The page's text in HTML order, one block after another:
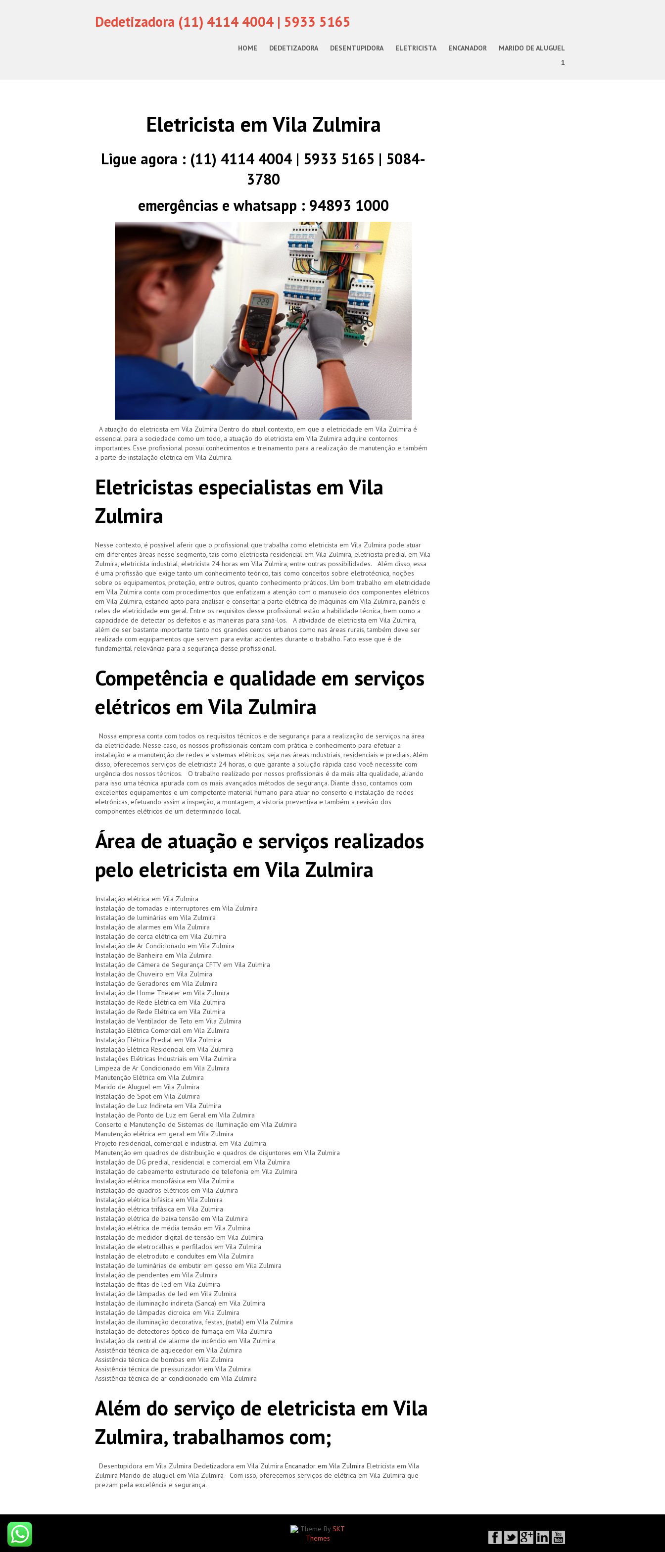
Dedetizadora (11) 4114 4004 | 5933 5165
HOME DEDETIZADORA DESENTUPIDORA ELETRICISTA ENCANADOR
MARIDO DE ALUGUEL
1
Eletricista em Vila Zulmira
Ligue agora : (11) 4114 4004 | 5933 5165 | 5084-
3780
emergências e whatsapp : 94893 1000
A atuação do eletricista em Vila Zulmira Dentro do atual contexto, em que a eletricidade em Vila Zulmira é
essencial para a sociedade como um todo, a atuação do eletricista em Vila Zulmira adquire contornos
importantes. Esse profissional possui conhecimentos e treinamento para a realização de manutenção e também
a parte de instalação elétrica em Vila Zulmira.
Eletricistas especialistas em Vila
Zulmira
Nesse contexto, é possível aferir que o profissional que trabalha como eletricista em Vila Zulmira pode atuar
em diferentes áreas nesse segmento, tais como eletricista residencial em Vila Zulmira, eletricista predial em Vila
Zulmira, eletricista industrial, eletricista 24 horas em Vila Zulmira, entre outras possibilidades. Além disso, essa
é uma profissão que exige tanto um conhecimento teórico, tais como conceitos sobre eletrotécnica, noções
sobre os equipamentos, proteção, entre outros, quanto conhecimento práticos. Um bom trabalho em eletricidade
em Vila Zulmira conta com procedimentos que enfatizam a atenção com o manuseio dos componentes elétricos
em Vila Zulmira, estando apto para analisar e consertar a parte elétrica de máquinas em Vila Zulmira, painéis e
reles de eletricidade em geral. Entre os requisitos desse profissional estão a habilidade técnica, bem como a
capacidade de detectar os defeitos e as maneiras para saná-los. A atividade de eletricista em Vila Zulmira,
além de ser bastante importante tanto nos grandes centros urbanos como nas áreas rurais, também deve ser
realizada com equipamentos que servem para evitar acidentes durante o trabalho. Fato esse que é de
fundamental relevância para a segurança desse profissional.
Competência e qualidade em serviços
elétricos em Vila Zulmira
Nossa empresa conta com todos os requisitos técnicos e de segurança para a realização de serviços na área
da eletricidade. Nesse caso, os nossos profissionais contam com prática e conhecimento para efetuar a
instalação e a manutenção de redes e sistemas elétricos, seja nas áreas industriais, residenciais e prediais. Além
disso, oferecemos serviços de eletricista 24 horas, o que garante a solução rápida caso você necessite com
urgência dos nossos técnicos. O trabalho realizado por nossos profissionais é da mais alta qualidade, aliando
para isso uma técnica apurada com os mais avançados métodos de segurança. Diante disso, contamos com
excelentes equipamentos e um competente material humano para atuar no conserto e instalação de redes
eletrônicas, efetuando assim a inspeção, a montagem, a vistoria preventiva e também a revisão dos
componentes elétricos de um determinado local.
Área de atuação e serviços realizados
pelo eletricista em Vila Zulmira
Instalação elétrica em Vila Zulmira
Instalação de tomadas e interruptores em Vila Zulmira
Instalação de luminárias em Vila Zulmira
Instalação de alarmes em Vila Zulmira
Instalação de cerca elétrica em Vila Zulmira
Instalação de Ar Condicionado em Vila Zulmira
Instalação de Banheira em Vila Zulmira
Instalação de Câmera de Segurança CFTV em Vila Zulmira
Instalação de Chuveiro em Vila Zulmira
Instalação de Geradores em Vila Zulmira
Instalação de Home Theater em Vila Zulmira
Instalação de Rede Elétrica em Vila Zulmira
Instalação de Rede Elétrica em Vila Zulmira
Instalação de Ventilador de Teto em Vila Zulmira
Instalação Elétrica Comercial em Vila Zulmira
Instalação Elétrica Predial em Vila Zulmira
Instalação Elétrica Residencial em Vila Zulmira
Instalações Elétricas Industriais em Vila Zulmira
Limpeza de Ar Condicionado em Vila Zulmira
Manutenção Elétrica em Vila Zulmira
Marido de Aluguel em Vila Zulmira
Instalação de Spot em Vila Zulmira
Instalação de Luz Indireta em Vila Zulmira
Instalação de Ponto de Luz em Geral em Vila Zulmira
Conserto e Manutenção de Sistemas de Iluminação em Vila Zulmira
Manutenção elétrica em geral em Vila Zulmira
Projeto residencial, comercial e industrial em Vila Zulmira
Manutenção em quadros de distribuição e quadros de disjuntores em Vila Zulmira
Instalação de DG predial, residencial e comercial em Vila Zulmira
Instalação de cabeamento estruturado de telefonia em Vila Zulmira
Instalação elétrica monofásica em Vila Zulmira
Instalação de quadros elétricos em Vila Zulmira
Instalação elétrica bifásica em Vila Zulmira
Instalação elétrica trifásica em Vila Zulmira
Instalação elétrica de baixa tensão em Vila Zulmira
Instalação elétrica de média tensão em Vila Zulmira
Instalação de medidor digital de tensão em Vila Zulmira
Instalação de eletrocalhas e perfilados em Vila Zulmira
Instalação de eletroduto e conduítes em Vila Zulmira
Instalação de luminárias de embutir em gesso em Vila Zulmira
Instalação de pendentes em Vila Zulmira
Instalação de fitas de led em Vila Zulmira
Instalação de lâmpadas de led em Vila Zulmira
Instalação de iluminação indireta (Sanca) em Vila Zulmira
Instalação de lâmpadas dicroica em Vila Zulmira
Instalação de iluminação decorativa, festas, (natal) em Vila Zulmira
Instalação de detectores óptico de fumaça em Vila Zulmira
Instalação da central de alarme de incêndio em Vila Zulmira
Assistência técnica de aquecedor em Vila Zulmira
Assistência técnica de bombas em Vila Zulmira
Assistência técnica de pressurizador em Vila Zulmira
Assistência técnica de ar condicionado em Vila Zulmira
Além do serviço de eletricista em Vila
Zulmira, trabalhamos com;
Desentupidora em Vila Zulmira Dedetizadora em Vila Zulmira Encanador em Vila Zulmira Eletricista em Vila
Zulmira Marido de aluguel em Vila Zulmira Com isso, oferecemos serviços de elétrica em Vila Zulmira que
prezam pela excelência e segurança.
Theme By SKT
Themes